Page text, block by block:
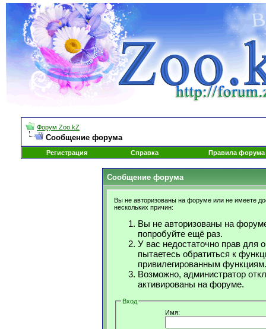
Форум Zoo.kZ
Сообщение форума
Регистрация Справка Правила форума
Сообщение форума
Вы не авторизованы на форуме или не имеете
нескольких причин:
Вы не авторизованы на
попробуйте ещё раз.
У вас недостаточно прав для
пытаетесь обратиться к
привилегированным функциям.
Возможно, администратор
активированы на форуме.
Вход
Имя: